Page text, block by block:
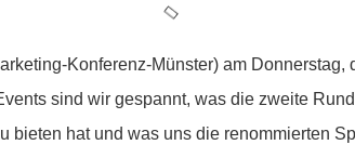
Konferenz-Münster) am Donnerstag,
sind wir gespannt, was die zweite
bieten hat und was uns die renommierten